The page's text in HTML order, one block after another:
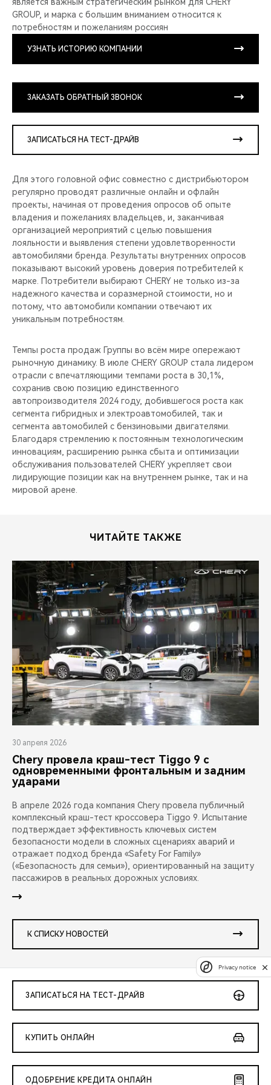
GROUP, и марка с большим вниманием относится к
потребностям и пожеланиям россиян
УЗНАТЬ ИСТОРИЮ КОМПАНИИ
ЗАКАЗАТЬ ОБРАТНЫЙ ЗВОНОК
ЗАПИСАТЬСЯ НА ТЕСТ-ДРАЙВ
Для этого головной офис совместно с дистрибьютором
регулярно проводят различные онлайн и офлайн
проекты, начиная от проведения опросов об опыте
владения и пожеланиях владельцев, и, заканчивая
организацией мероприятий с целью повышения
лояльности и выявления степени удовлетворенности
автомобилями бренда. Результаты внутренних опросов
показывают высокий уровень доверия потребителей к
марке. Потребители выбирают CHERY не только из-за
надежного качества и соразмерной стоимости, но и
потому, что автомобили компании отвечают их
уникальным потребностям.
Темпы роста продаж Группы во всём мире опережают
рыночную динамику. В июле CHERY GROUP стала лидером
отрасли с впечатляющими темпами роста в 30,1%,
сохранив свою позицию единственного
автопроизводителя 2024 году, добившегося роста как
сегмента гибридных и электроавтомобилей, так и
сегмента автомобилей с бензиновыми двигателями.
Благодаря стремлению к постоянным технологическим
инновациям, расширению рынка сбыта и оптимизации
обслуживания пользователей CHERY укрепляет свои
лидирующие позиции как на внутреннем рынке, так и на
мировой арене.
ЧИТАЙТЕ ТАКЖЕ
30 апреля 2026
Chery провела краш-тест Tiggo 9 с
одновременными фронтальным и задним
ударами
В апреле 2026 года компания Chery провела публичный
комплексный краш-тест кроссовера Tiggo 9. Испытание
подтверждает эффективность ключевых систем
безопасности модели в сложных сценариях аварий и
отражает подход бренда «Safety For Family»
(«Безопасность для семьи»), ориентированный на защиту
пассажиров в реальных дорожных условиях.
К СПИСКУ НОВОСТЕЙ
ЗАПИСАТЬСЯ НА ТЕСТ-ДРАЙВ
КУПИТЬ ОНЛАЙН
ОДОБРЕНИЕ КРЕДИТА ОНЛАЙН
Privacy notice